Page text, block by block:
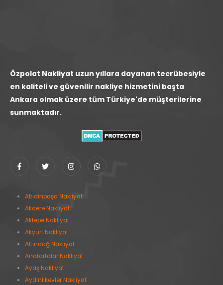
Özpolat Nakliyat uzun yıllara dayanan tecrübesiyle
en kaliteli ve güvenilir nakliye hizmetini başta
Ankara olmak üzere tüm Türkiye'de müşterilerine
sunmaktadır.
Abidinpaşa Nakliyat
Akdere Nakliyat
Aktepe Nakliyat
Akyurt Nakliyat
Altındağ Nakliyat
Anafartalar Nakliyat
Ayaş Nakliyat
Aydınlıkevler Nakliyat